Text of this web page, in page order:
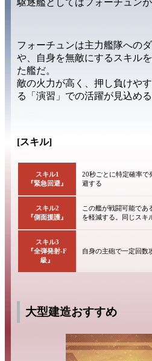
フォーチュンは主力艦隊への
や、自身を無敵にするスキルを
た艦だ。
敵の火力が高く、押し負けや
る
「演習」 での活躍が見込める
[スキル]
スキル1
『緊急回避』
20秒ごとに特定確率で
避する
スキル2
『側面援護』
この艦が戦闘可能であ
を軽減する。同じスキ
スキル3
『全弾発射-F
級』
自身の主砲で一定回数
大型建造おすすめ